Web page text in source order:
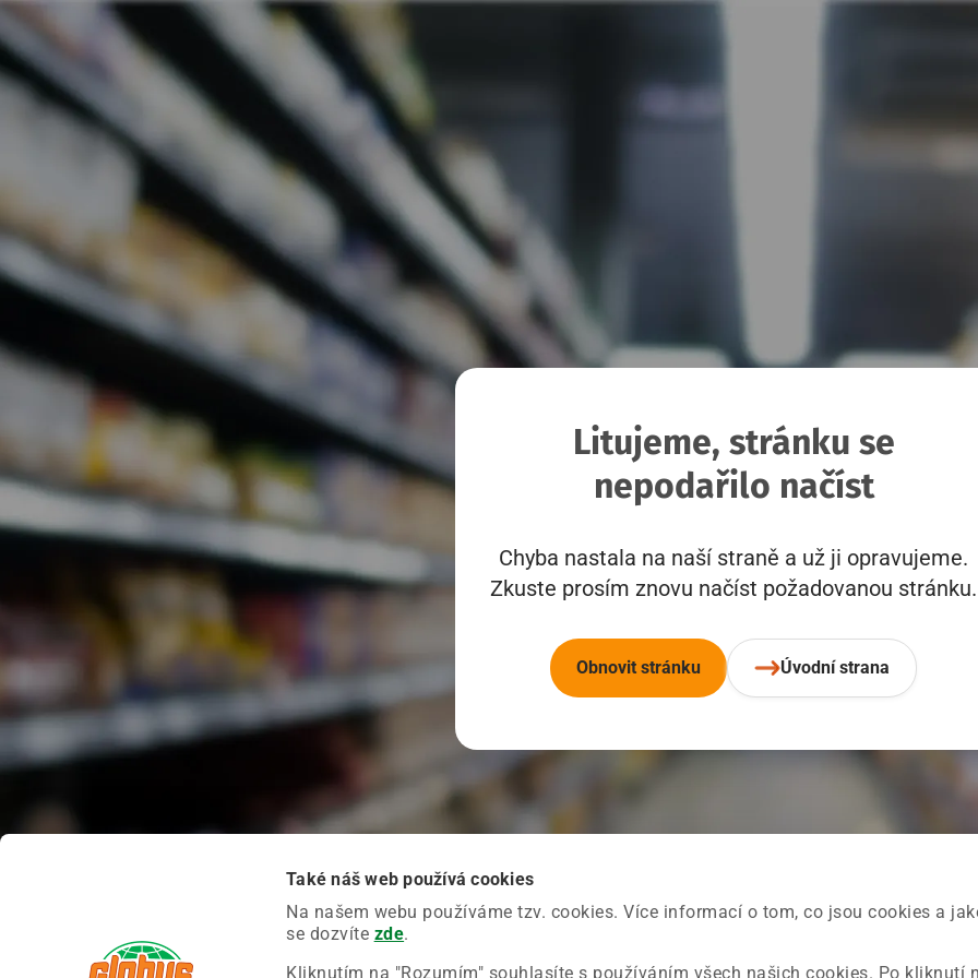
Také náš web používá cookies
Na našem webu používáme tzv. cookies. Více informací o tom, co jsou cookies a
se dozvíte zde.
Kliknutím na "Rozumím" souhlasíte s používáním všech našich cookies. Po kliknutí
Litujeme, stránku se
nepodařilo načíst
Chyba nastala na naší straně a už ji opravujeme.
Zkuste prosím znovu načíst požadovanou stránku.
Obnovit stránku Úvodní strana